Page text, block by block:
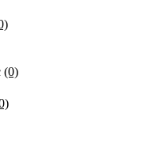
(0)